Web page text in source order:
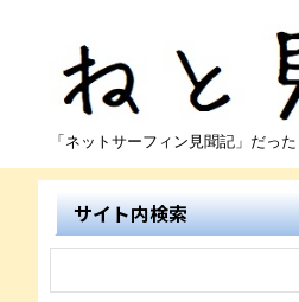
「ネットサーフィン見聞記」だった
サイト内検索